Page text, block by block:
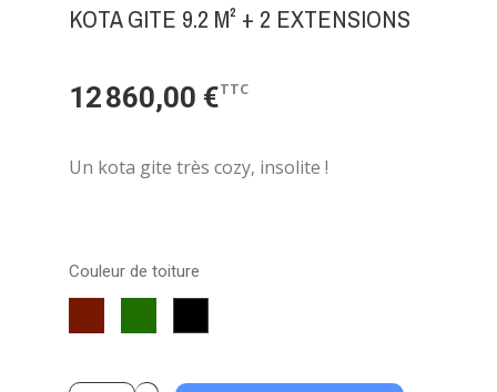
KOTA GITE 9.2 M² + 2 EXTENSIONS
12 860,00 €TTC
Un kota gite très cozy, insolite !
Couleur de toiture
RougeVert
Noir